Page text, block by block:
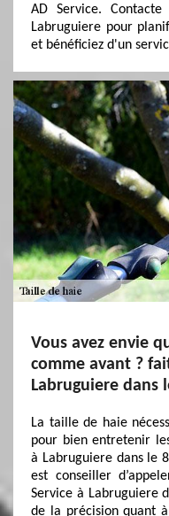
AD Service.
Labruguiere pour
et bénéficiez d'un
Vous avez envie
comme avant ?
Labruguiere dans
La taille de haie
pour bien entretenir
à Labruguiere dans le
est conseiller
Service à Labruguiere
de la précision quant